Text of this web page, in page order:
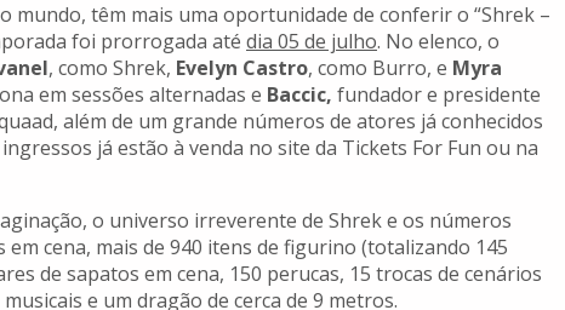
mundo, têm mais uma oportunidade de conferir o “Shrek –
foi prorrogada até dia 05 de julho. No elenco, o
, como Shrek, Evelyn Castro, como Burro, e Myra
em sessões alternadas e Baccic, fundador e presidente
além de um grande números de atores já conhecidos
já estão à venda no site da Tickets For Fun ou na
o universo irreverente de Shrek e os números
cena, mais de 940 itens de figurino (totalizando 145
de sapatos em cena, 150 perucas, 15 trocas de cenários
e um dragão de cerca de 9 metros.